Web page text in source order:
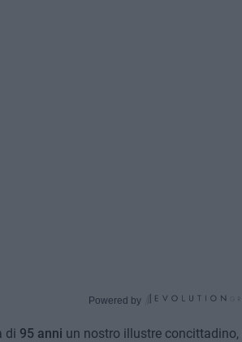
Powered by
di 95 anni un nostro illustre concittadino,